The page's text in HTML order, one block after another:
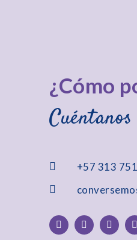
¿Cómo
Cuéntanos
+57 313